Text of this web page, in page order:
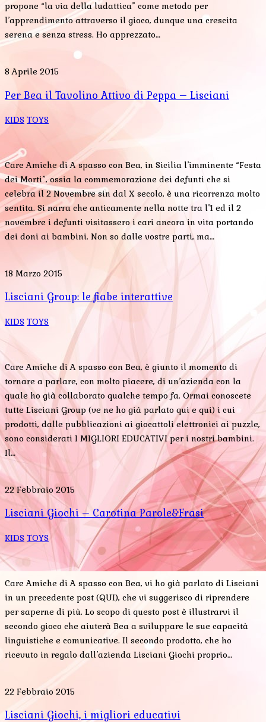
propone “la via della ludattica” come metodo per
l’apprendimento attraverso il gioco, dunque una crescita
serena e senza stress. Ho apprezzato…
8 Aprile 2015
Per Bea il Tavolino Attivo di Peppa – Lisciani
KIDS TOYS
Care Amiche di A spasso con Bea, in Sicilia l’imminente “Festa
dei Morti”, ossia la commemorazione dei defunti che si
celebra il 2 Novembre sin dal X secolo, è una ricorrenza molto
sentita. Si narra che anticamente nella notte tra l’1 ed il 2
novembre i defunti visitassero i cari ancora in vita portando
dei doni ai bambini. Non so dalle vostre parti, ma…
18 Marzo 2015
Lisciani Group: le fiabe interattive
KIDS TOYS
Care Amiche di A spasso con Bea, è giunto il momento di
tornare a parlare, con molto piacere, di un’azienda con la
quale ho già collaborato qualche tempo fa. Ormai conoscete
tutte Lisciani Group (ve ne ho già parlato qui e qui) i cui
prodotti, dalle pubblicazioni ai giocattoli elettronici ai puzzle,
sono considerati I MIGLIORI EDUCATIVI per i nostri bambini.
Il…
22 Febbraio 2015
Lisciani Giochi – Carotina Parole&Frasi
KIDS TOYS
Care Amiche di A spasso con Bea, vi ho già parlato di Lisciani
in un precedente post (QUI), che vi suggerisco di riprendere
per saperne di più. Lo scopo di questo post è illustrarvi il
secondo gioco che aiuterà Bea a sviluppare le sue capacità
linguistiche e comunicative. Il secondo prodotto, che ho
ricevuto in regalo dall’azienda Lisciani Giochi proprio…
22 Febbraio 2015
Lisciani Giochi, i migliori educativi